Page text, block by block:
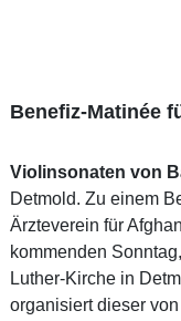
Benefiz-Matinée
Violinsonaten von
Detmold. Zu einem
Ärzteverein für
kommenden
Luther-Kirche in
organisiert dieser